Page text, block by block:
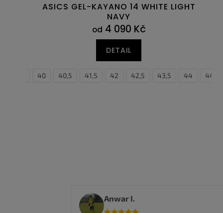
ASICS GEL-KAYANO 14 WHITE LIGHT
NAVY
od 4 090 Kč
DETAIL
40 40,5 41,5 42 42,5 43,5 44 44,5
Anwar I.